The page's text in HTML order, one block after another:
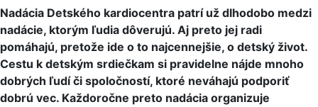
Nadácia Detského kardiocentra patrí už dlhodobo medzi
nadácie, ktorým ľudia dôverujú. Aj preto jej radi
pomáhajú, pretože ide o to najcennejšie, o detský život.
Cestu k detským srdiečkam si pravidelne nájde mnoho
dobrých ľudí či spoločností, ktoré neváhajú podporiť
dobrú vec. Každoročne preto nadácia organizuje